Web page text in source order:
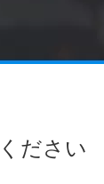
ださい